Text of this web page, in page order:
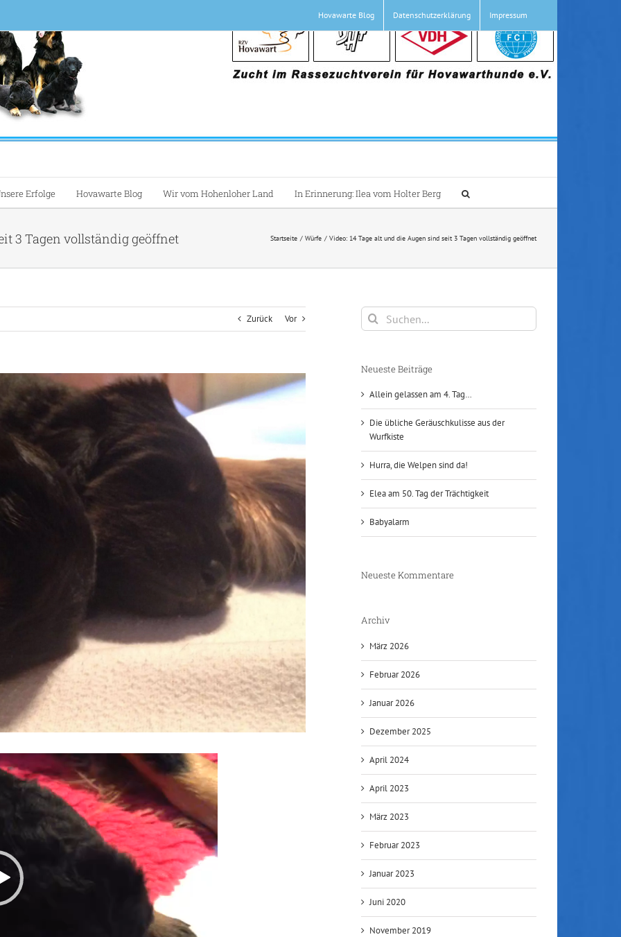
Hovawarte Blog Datenschutzerklärung Impressum
Erfolge Hovawarte Blog Wir vom Hohenloher Land In Erinnerung: Ilea vom Holter Berg
3 Tagen vollständig geöffnet Startseite Würfe Video: 14 Tage alt und die Augen sind seit 3 Tagen vollständig geöffnet
Zurück Vor
Suche
nach:
Neueste Beiträge
Allein gelassen am 4. Tag…
Die übliche Geräuschkulisse aus der
Wurfkiste
Hurra, die Welpen sind da!
Elea am 50. Tag der Trächtigkeit
Babyalarm
Neueste Kommentare
Archiv
März 2026
Februar 2026
Januar 2026
Dezember 2025
April 2024
April 2023
März 2023
Februar 2023
Januar 2023
Juni 2020
November 2019